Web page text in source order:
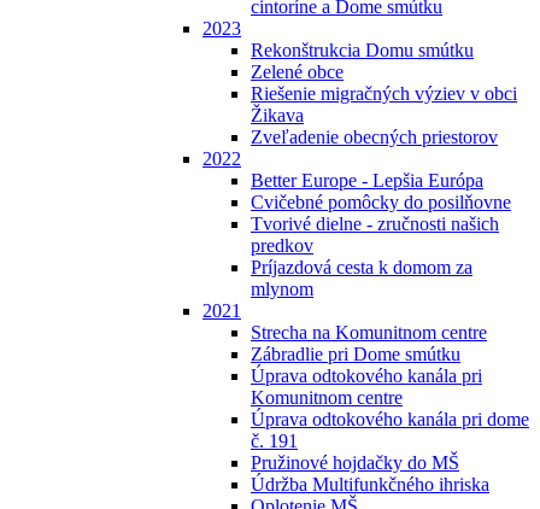
cintoríne a Dome smútku
2023
Rekonštrukcia Domu smútku
Zelené obce
Riešenie migračných výziev v obci
Žikava
Zveľadenie obecných priestorov
2022
Better Europe - Lepšia Európa
Cvičebné pomôcky do posilňovne
Tvorivé dielne - zručnosti našich
predkov
Príjazdová cesta k domom za
mlynom
2021
Strecha na Komunitnom centre
Zábradlie pri Dome smútku
Úprava odtokového kanála pri
Komunitnom centre
Úprava odtokového kanála pri dome
č. 191
Pružinové hojdačky do MŠ
Údržba Multifunkčného ihriska